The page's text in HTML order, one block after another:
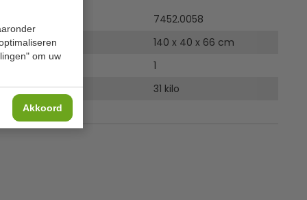
om uw
Akkoord
7452.0058
140 x 40 x 66 cm
1
31 kilo